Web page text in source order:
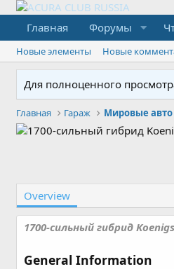
Главная Форумы
Новые элементы Новые
Для полноценного
Главная Гараж Мировые авто
Overview
1700-сильный гибрид
General Information